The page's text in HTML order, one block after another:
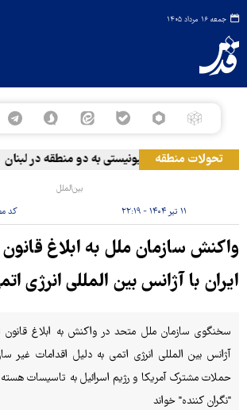
جمعه ۱۶ مرداد ۱۴۰۵
تحولات منطقه
حمله رژیم صهیونیستی به دو منطقه در لبنان
بین‌الملل
۱۱ تیر ۱۴۰۴ - ۲۲:۱۹ کد
واکنش سازمان ملل به ابلاغ
ایران با آژانس بین المللی انرژی
سخنگوی سازمان ملل متحد در واکنش به ابلاغ قانون
آژانس بین المللی انرژی اتمی به دلیل اقدامات غیر
حملات مشترک آمریکا و رژیم اسرائیل به تاسیسات هسته
"نگران کننده" خواند